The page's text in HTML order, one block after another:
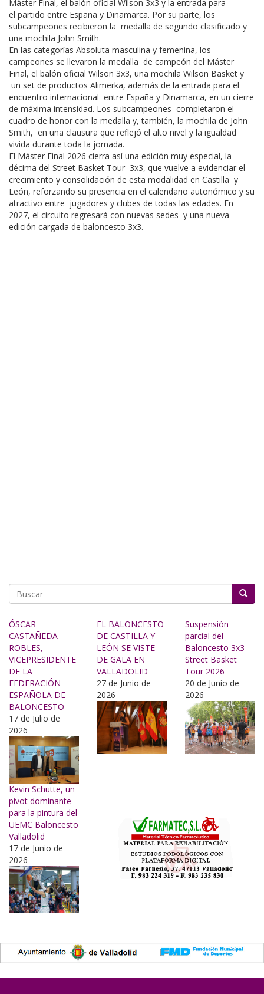
Máster Final, el balón oficial Wilson 3x3 y la entrada para
el partido entre España y Dinamarca. Por su parte, los
subcampeones recibieron la medalla de segundo clasificado y
una mochila John Smith.
En las categorías Absoluta masculina y femenina, los
campeones se llevaron la medalla de campeón del Máster
Final, el balón oficial Wilson 3x3, una mochila Wilson Basket y
un set de productos Alimerka, además de la entrada para el
encuentro internacional entre España y Dinamarca, en un cierre
de máxima intensidad. Los subcampeones completaron el
cuadro de honor con la medalla y, también, la mochila de John
Smith, en una clausura que reflejó el alto nivel y la igualdad
vivida durante toda la jornada.
El Máster Final 2026 cierra así una edición muy especial, la
décima del Street Basket Tour 3x3, que vuelve a evidenciar el
crecimiento y consolidación de esta modalidad en Castilla y
León, reforzando su presencia en el calendario autonómico y su
atractivo entre jugadores y clubes de todas las edades. En
2027, el circuito regresará con nuevas sedes y una nueva
edición cargada de baloncesto 3x3.
ÓSCAR
CASTAÑEDA
ROBLES,
VICEPRESIDENTE
DE LA
FEDERACIÓN
ESPAÑOLA DE
BALONCESTO
17 de Julio de
2026
EL BALONCESTO
DE CASTILLA Y
LEÓN SE VISTE
DE GALA EN
VALLADOLID
27 de Junio de
2026
Suspensión
parcial del
Baloncesto 3x3
Street Basket
Tour 2026
20 de Junio de
2026
Kevin Schutte, un
pívot dominante
para la pintura del
UEMC Baloncesto
Valladolid
17 de Junio de
2026